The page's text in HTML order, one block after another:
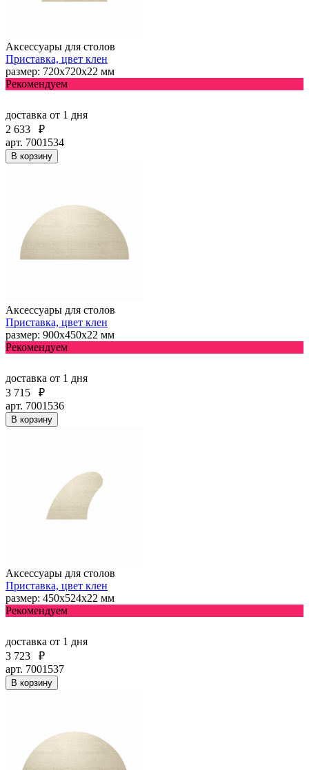
Аксессуары для столов
Приставка, цвет клен
размер: 720х720х22 мм
Рекомендуем
доставка от 1 дня
2 633
₽
арт. 7001534
В корзину
Аксессуары для столов
Приставка, цвет клен
размер: 900х450х22 мм
Рекомендуем
доставка от 1 дня
3 715
₽
арт. 7001536
В корзину
Аксессуары для столов
Приставка, цвет клен
размер: 450х524х22 мм
Рекомендуем
доставка от 1 дня
3 723
₽
арт. 7001537
В корзину